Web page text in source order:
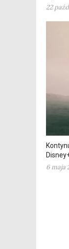
22
6 maja